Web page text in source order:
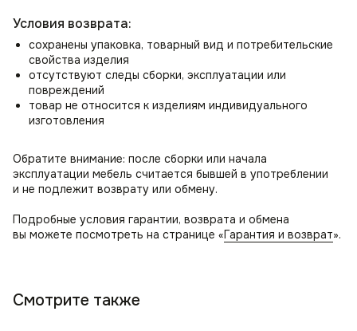
Условия возврата:
сохранены упаковка, товарный вид и потребительские
свойства изделия
отсутствуют следы сборки, эксплуатации или
повреждений
товар не относится к изделиям индивидуального
изготовления
Обратите внимание: после сборки или начала
эксплуатации мебель считается бывшей в употреблении
и не подлежит возврату или обмену.
Подробные условия гарантии, возврата и обмена
вы можете посмотреть на странице «Гарантия и возврат».
Смотрите также